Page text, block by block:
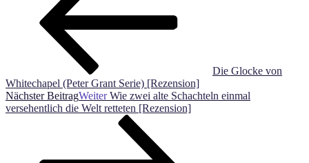
Die Glocke von
Whitechapel (Peter Grant Serie) [Rezension]
Nächster BeitragWeiter Wie zwei alte Schachteln einmal
versehentlich die Welt retteten [Rezension]